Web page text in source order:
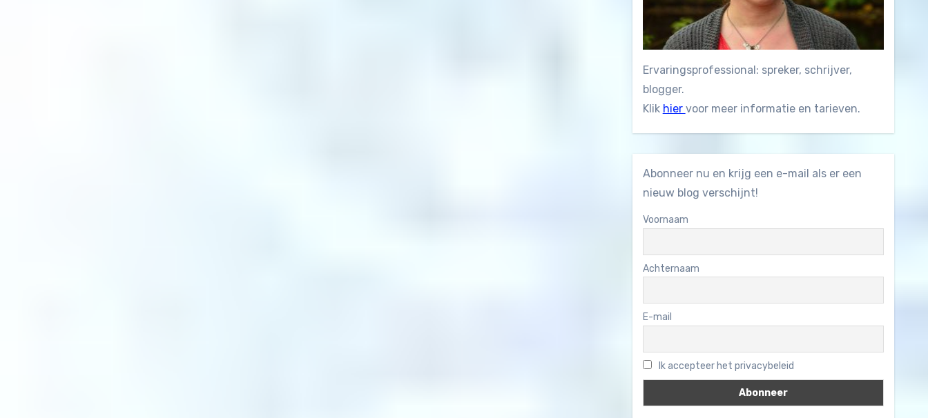
Ervaringsprofessional: spreker, schrijver,
blogger.
Klik hier voor meer informatie en tarieven.
Abonneer nu en krijg een e-mail als er een
nieuw blog verschijnt!
Voornaam
Achternaam
E-mail
Ik accepteer het privacybeleid